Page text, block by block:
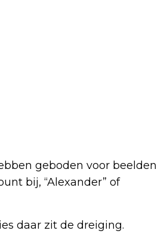
geboden voor beelden
bij, “Alexander” of
daar zit de dreiging.